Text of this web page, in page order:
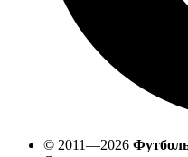
© 2011—2026